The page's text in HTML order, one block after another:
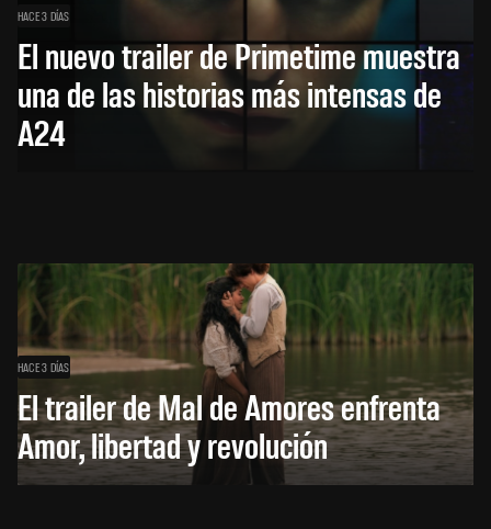
HACE 3 DÍAS
El nuevo trailer de Primetime muestra
una de las historias más intensas de
A24
HACE 3 DÍAS
El trailer de Mal de Amores enfrenta
Amor, libertad y revolución